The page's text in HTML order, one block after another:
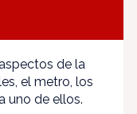
de la
el metro, los
uno de ellos.